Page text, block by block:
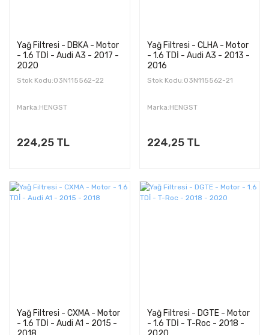
Yağ Filtresi - DBKA - Motor
- 1.6 TDİ - Audi A3 - 2017 -
2020
Stok Kodu:03N115562-22
Marka:HENGST
224,25 TL
Yağ Filtresi - CLHA - Motor
- 1.6 TDİ - Audi A3 - 2013 -
2016
Stok Kodu:03N115562-21
Marka:HENGST
224,25 TL
Yağ Filtresi - CXMA - Motor
- 1.6 TDİ - Audi A1 - 2015 -
Yağ Filtresi - DGTE - Motor
- 1.6 TDİ - T-Roc - 2018 -